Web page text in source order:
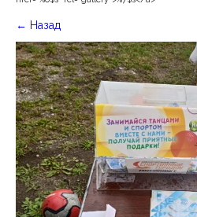
← Назад